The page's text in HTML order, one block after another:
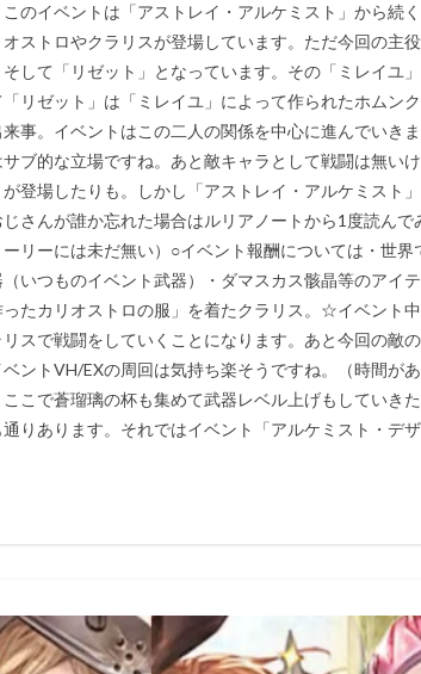
のイベントは「アストレイ・アルケミスト」から続
オストロやクラリスが登場しています。ただ今回の主
そして「リゼット」となっています。その「ミレイユ
「リゼット」は「ミレイユ」によって作られたホムン
事。イベントはこの二人の関係を中心に進んでいき
サブ的な立場ですね。あと敵キャラとして戦闘は無い
が登場したりも。しかし「アストレイ・アルケミスト
さんが誰か忘れた場合はルリアノートから1度読ん
ーリーには未だ無い）○イベント報酬については・世
（いつものイベント武器）・ダマスカス骸晶等のアイ
ったカリオストロの服」を着たクラリス。☆イベント
リスで戦闘をしていくことになります。あと今回の敵
ベントVH/EXの周回は気持ち楽そうですね。（時間が
ここで蒼瑠璃の杯も集めて武器レベル上げもしていき
りあります。それではイベント「アルケミスト・デ